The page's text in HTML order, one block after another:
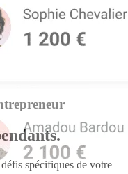
spécifiques de votre